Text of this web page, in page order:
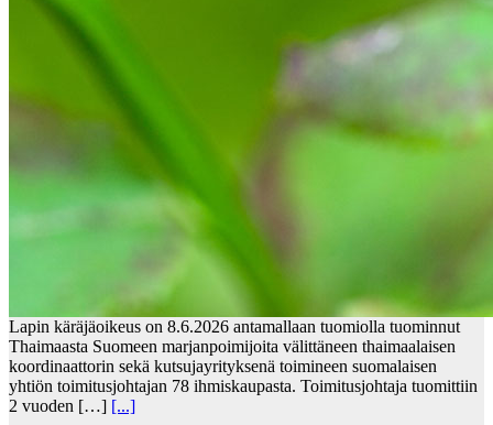
Lapin käräjäoikeus on 8.6.2026 antamallaan tuomiolla tuominnut
Thaimaasta Suomeen marjanpoimijoita välittäneen thaimaalaisen
koordinaattorin sekä kutsujayrityksenä toimineen suomalaisen
yhtiön toimitusjohtajan 78 ihmiskaupasta. Toimitusjohtaja tuomittiin
2 vuoden […] [...]